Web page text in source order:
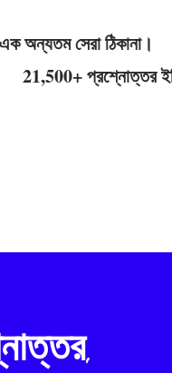
সেরা ঠিকানা।
প্রশ্নোত্তর ইতিমধ্যেই